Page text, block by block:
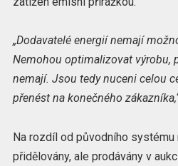
„Dodavatelé energií nemají
Nemohou optimalizovat výrobu,
nemají. Jsou tedy nuceni celou
přenést na konečného
Na rozdíl od původního
přidělovány, ale prodávány v